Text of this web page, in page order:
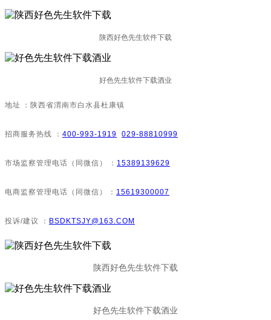
陕西好色先生软件下载
好色先生软件下载酒业
地址：陕西省渭南市白水县杜康镇
招商服务热线： 400-993-1919 029-88810999
市场监察管理电话（同微信）： 15389139629
电商监察管理电话（同微信）： 15619300007
投诉/建议： BSDKTSJY@163.COM
陕西好色先生软件下载
好色先生软件下载酒业